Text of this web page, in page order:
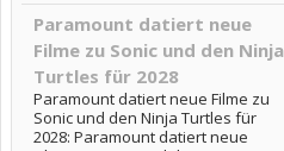
Paramount datiert neue
Filme zu Sonic und den Ninja
Turtles für 2028
Paramount datiert neue Filme zu
Sonic und den Ninja Turtles für
2028: Paramount datiert neue